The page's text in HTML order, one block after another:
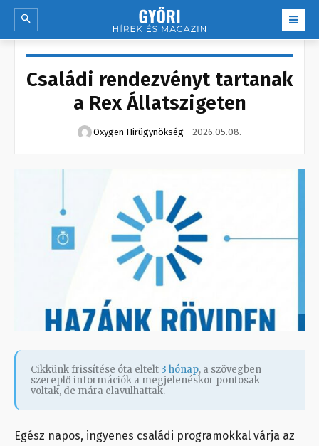
Családi rendezvényt tartanak
a Rex Állatszigeten
Oxygen Hirügynökség - 2026.05.08.
Cikkünk frissítése óta eltelt 3 hónap, a szövegben
szereplő információk a megjelenéskor pontosak
voltak, de mára elavulhattak.
Egész napos, ingyenes családi programokkal várja az